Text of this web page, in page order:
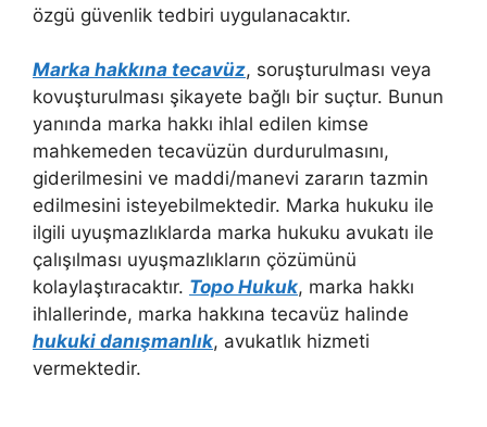
özgü güvenlik tedbiri uygulanacaktır.
Marka hakkına tecavüz, soruşturulması veya
kovuşturulması şikayete bağlı bir suçtur. Bunun
yanında marka hakkı ihlal edilen kimse
mahkemeden tecavüzün durdurulmasını,
giderilmesini ve maddi/manevi zararın tazmin
edilmesini isteyebilmektedir. Marka hukuku ile
ilgili uyuşmazlıklarda marka hukuku avukatı ile
çalışılması uyuşmazlıkların çözümünü
kolaylaştıracaktır. Topo Hukuk, marka hakkı
ihlallerinde, marka hakkına tecavüz halinde
hukuki danışmanlık, avukatlık hizmeti
vermektedir.